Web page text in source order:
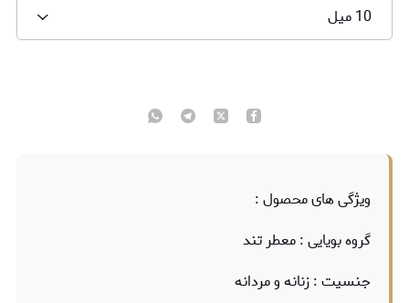
10 میل
ویژگی های محصول :
گروه بویایی : معطر تند
جنسیت : زنانه و مردانه